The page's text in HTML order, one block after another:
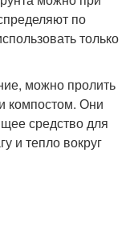
по
только
можно пролить
компостом. Они
средство для
и тепло вокруг